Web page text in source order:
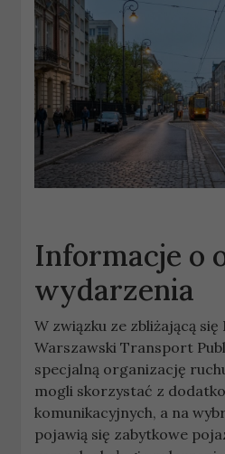
Informacje o
wydarzenia
W związku ze zbliżającą się
Warszawski Transport
specjalną organizację
mogli skorzystać z
komunikacyjnych, a na
pojawią się zabytkowe